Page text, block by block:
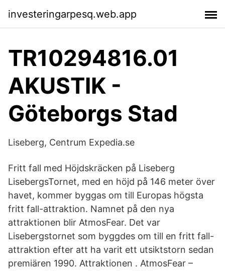
investeringarpesq.web.app
TR10294816.01
AKUSTIK -
Göteborgs Stad
Liseberg, Centrum Expedia.se
Fritt fall med Höjdskräcken på Liseberg
LisebergsTornet, med en höjd på 146 meter över
havet, kommer byggas om till Europas högsta
fritt fall-attraktion. Namnet på den nya
attraktionen blir AtmosFear. Det var
Lisebergstornet som byggdes om till en fritt fall-
attraktion efter att ha varit ett utsiktstorn sedan
premiären 1990. Attraktionen . AtmosFear –